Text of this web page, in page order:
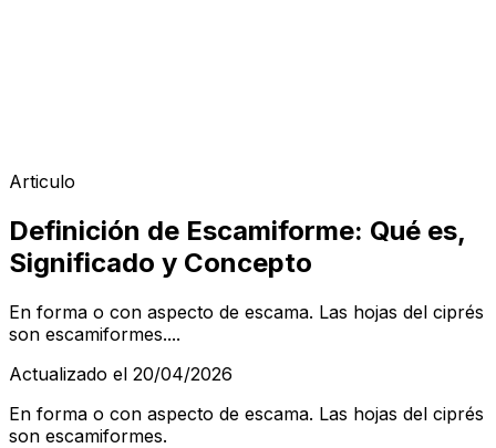
Articulo
Definición de Escamiforme: Qué es,
Significado y Concepto
En forma o con aspecto de escama. Las hojas del ciprés
son escamiformes....
Actualizado el 20/04/2026
En forma o con aspecto de escama. Las hojas del ciprés
son escamiformes.